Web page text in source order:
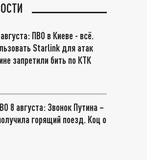
ПВО в Киеве - всё.
Starlink для атак
запретили бить по КТК
8 августа: Звонок Путина –
горящий поезд. Коц о